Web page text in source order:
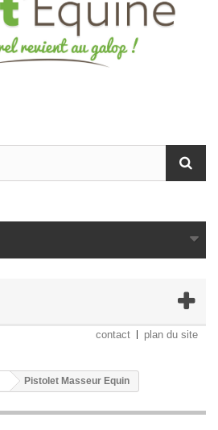
contact plan du site
Pistolet Masseur Equin